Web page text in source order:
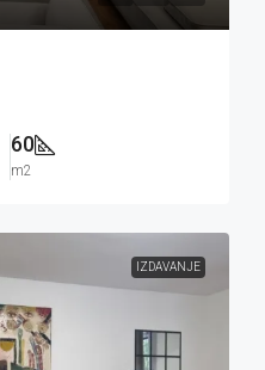
60
m2
IZDAVANJE